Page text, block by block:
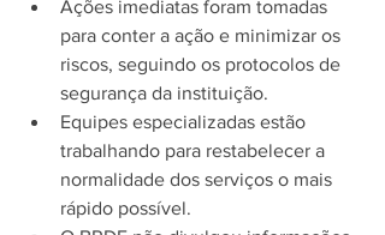
Ações imediatas foram tomadas
para conter a ação e minimizar os
riscos, seguindo os protocolos de
segurança da instituição.
Equipes especializadas estão
trabalhando para restabelecer a
normalidade dos serviços o mais
rápido possível.